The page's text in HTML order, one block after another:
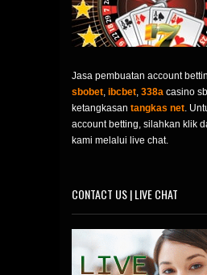
Jasa pembuatan account
sbobet, ibcbet, 338a casino
ketangkasan tangkas net.
account betting, silahkan klik
kami melalui live chat.
CONTACT US | LIVE CHAT